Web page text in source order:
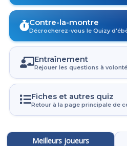
Contre-la-montre
Décrocherez-vous le Quizy
Entraînement
Rejouer les questions à volonté
Fiches et autres quiz
Retour à la page principale de
Meilleurs joueurs